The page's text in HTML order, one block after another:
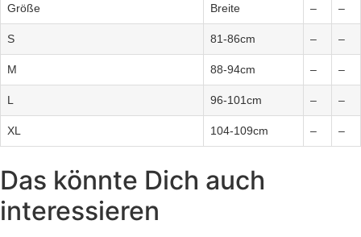
Größe Breite – –
S 81-86cm – –
M 88-94cm – –
L 96-101cm – –
XL 104-109cm – –
Das könnte Dich auch
interessieren